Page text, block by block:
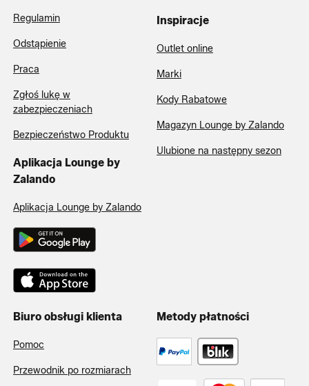
Regulamin
Odstąpienie
Praca
Zgłoś lukę w
zabezpieczeniach
Bezpieczeństwo Produktu
Aplikacja Lounge by
Zalando
Aplikacja Lounge by Zalando
Inspiracje
Outlet online
Marki
Kody Rabatowe
Magazyn Lounge by Zalando
Ulubione na następny sezon
Biuro obsługi klienta
Pomoc
Przewodnik po rozmiarach
Metody płatności